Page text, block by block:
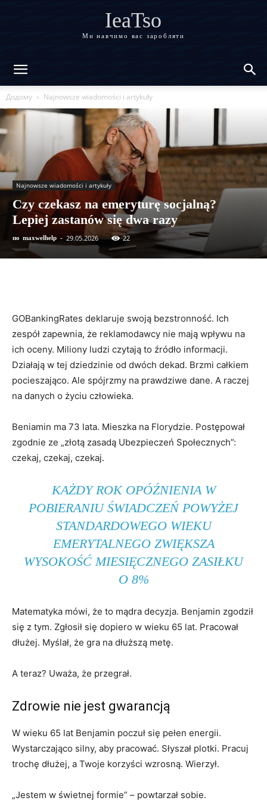
IeaTso
Ми навчимо вас заробляти
Додому Najnowsze wiadomości i artykuły
Najnowsze wiadomości i artykuły
Czy czekasz na emeryturę socjalną?
Lepiej zastanów się dwa razy
по maxwelhelp - 29.05.2026 22
GOBankingRates deklaruje swoją bezstronność. Ich
zespół zapewnia, że ​​reklamodawcy nie mają wpływu na
ich oceny. Miliony ludzi czytają to źródło informacji.
Działają w tej dziedzinie od dwóch dekad. Brzmi całkiem
pocieszająco. Ale spójrzmy na prawdziwe dane. A raczej
na danych o życiu człowieka.
Beniamin ma 73 lata. Mieszka na Florydzie. Postępował
zgodnie ze „złotą zasadą Ubezpieczeń Społecznych”:
czekaj, czekaj, czekaj.
KAŻDY ROK OPÓŹNIENIA W
POBIERANIU ŚWIADCZEŃ POWYŻEJ
STANDARDOWEGO WIEKU
EMERYTALNEGO ZWIĘKSZA
WYSOKOŚĆ MIESIĘCZNEGO ZASIŁKU
O 8%
Matematyka mówi, że to mądra decyzja. Benjamin zgodził
się z tym. Zgłosił się dopiero w wieku 65 lat. Pracował
dłużej. Myślał, że gra na dłuższą metę.
A teraz? Uważa, że ​​przegrał.
Zdrowie nie jest gwarancją
W wieku 65 lat Benjamin poczuł się pełen energii.
Wystarczająco silny, aby pracować. Słyszał plotki. Pracuj
trochę dłużej, a Twoje korzyści wzrosną. Wierzył.
„Jestem w świetnej formie” – powtarzał sobie.